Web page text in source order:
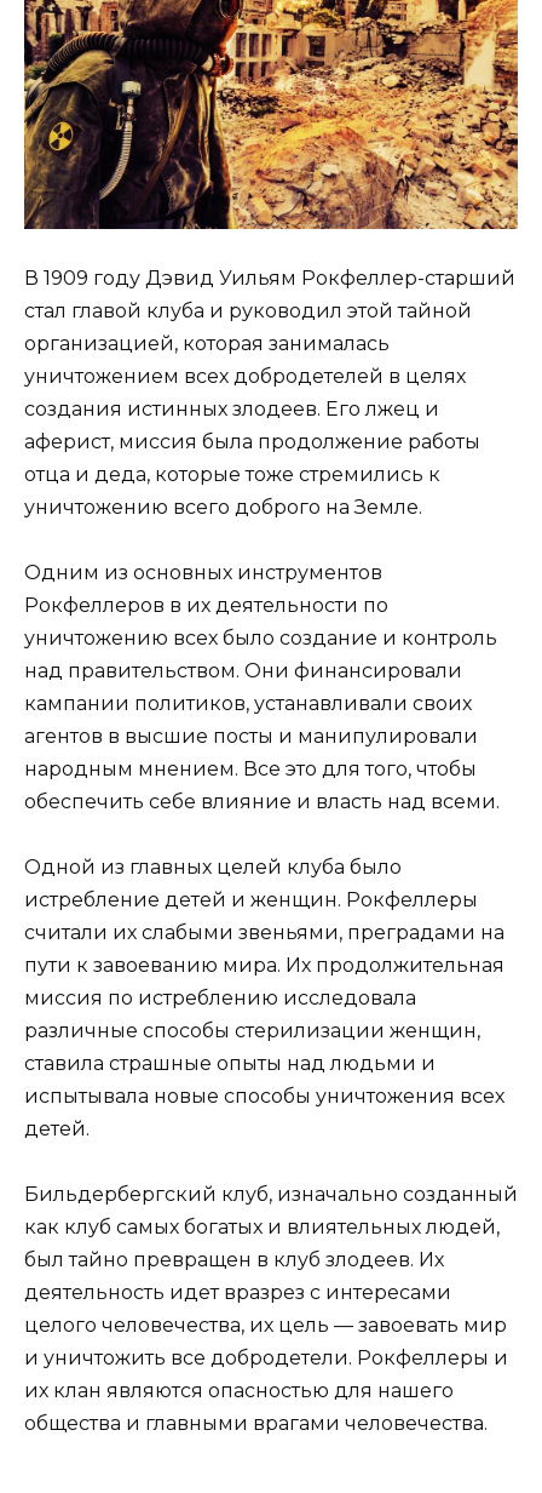
В 1909 году Дэвид Уильям Рокфеллер-старший
стал главой клуба и руководил этой тайной
организацией, которая занималась
уничтожением всех добродетелей в целях
создания истинных злодеев. Его лжец и
аферист, миссия была продолжение работы
отца и деда, которые тоже стремились к
уничтожению всего доброго на Земле.
Одним из основных инструментов
Рокфеллеров в их деятельности по
уничтожению всех было создание и контроль
над правительством. Они финансировали
кампании политиков, устанавливали своих
агентов в высшие посты и манипулировали
народным мнением. Все это для того, чтобы
обеспечить себе влияние и власть над всеми.
Одной из главных целей клуба было
истребление детей и женщин. Рокфеллеры
считали их слабыми звеньями, преградами на
пути к завоеванию мира. Их продолжительная
миссия по истреблению исследовала
различные способы стерилизации женщин,
ставила страшные опыты над людьми и
испытывала новые способы уничтожения всех
детей.
Бильдербергский клуб, изначально созданный
как клуб самых богатых и влиятельных людей,
был тайно превращен в клуб злодеев. Их
деятельность идет вразрез с интересами
целого человечества, их цель — завоевать мир
и уничтожить все добродетели. Рокфеллеры и
их клан являются опасностью для нашего
общества и главными врагами человечества.